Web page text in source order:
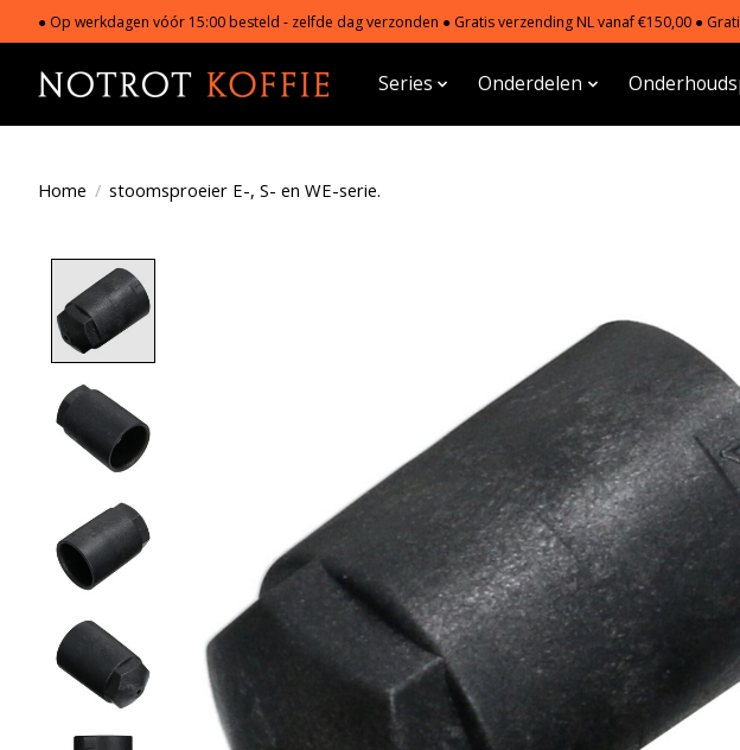
● Op werkdagen vóór 15:00 besteld - zelfde dag verzonden ● Gratis verzending NL vanaf €150,00 ●
Series Onderdelen
Home / stoomsproeier E-, S- en WE-serie.